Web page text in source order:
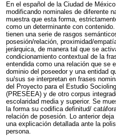
En el español de la Ciudad de
modificando nominales de diferente
muestra que esta forma,
como un determinante con
tienen una serie de rasgos
posesión/relación, proximidad/
jerárquica, de manera tal que se
condicionamiento contextual de la
entendida como una relación que se
dominio del poseedor y una entidad
su/sus se interpretan en frases
del Proyecto para el Estudio
(PRESEEA) y de otro corpus
escolaridad media y superior. Se
la forma su codifica definitud/
relación de posesión. Lo anterior
una explicación detallada ante la
persona.